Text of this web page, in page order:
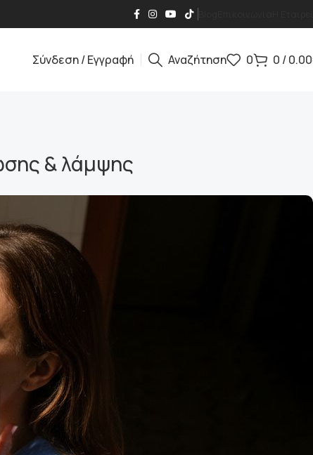
Σύνδεση / Εγγραφή Αναζήτηση 0 0 /0.00
& λάμψης